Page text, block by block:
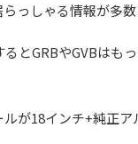
っしゃる情報が多数
るとGRBやGVBはも
が18インチ+純正